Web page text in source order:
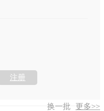
注册
换一批 更多>>